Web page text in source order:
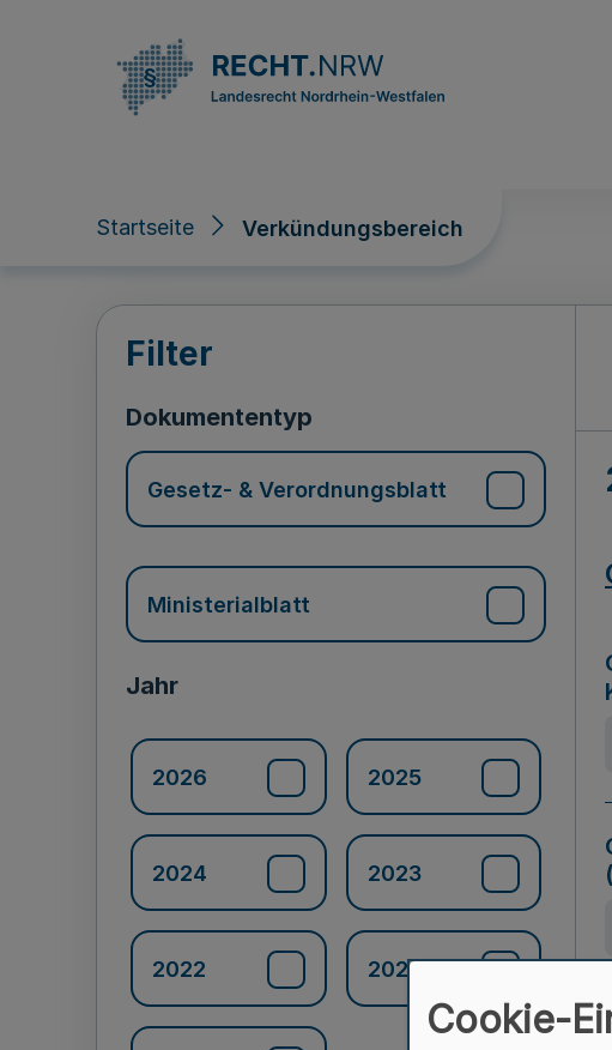
Startseite Verkündungsbereich
Verkündungsbereich
Filter
Dokumententyp
Gesetz- & Verordnungsblatt
Ministerialblatt
Jahr
2026 2025
2024 2023
2022 2021
Cookie-